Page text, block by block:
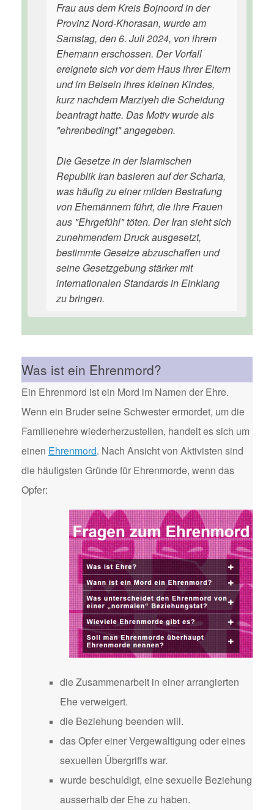
Frau aus dem Kreis Bojnoord in der
Provinz Nord-Khorasan, wurde am
Samstag, den 6. Juli 2024, von ihrem
Ehemann erschossen. Der Vorfall
ereignete sich vor dem Haus ihrer Eltern
und im Beisein ihres kleinen Kindes,
kurz nachdem Marziyeh die Scheidung
beantragt hatte. Das Motiv wurde als
"ehrenbedingt" angegeben.
Die Gesetze in der Islamischen
Republik Iran basieren auf der Scharia,
was häufig zu einer milden Bestrafung
von Ehemännern führt, die ihre Frauen
aus "Ehrgefühl" töten. Der Iran sieht sich
zunehmendem Druck ausgesetzt,
bestimmte Gesetze abzuschaffen und
seine Gesetzgebung stärker mit
internationalen Standards in Einklang
zu bringen.
Was ist ein Ehrenmord?
Ein Ehrenmord ist ein Mord im Namen der Ehre.
Wenn ein Bruder seine Schwester ermordet, um die
Familienehre wiederherzustellen, handelt es sich um
einen Ehrenmord. Nach Ansicht von Aktivisten sind
die häufigsten Gründe für Ehrenmorde, wenn das
Opfer:
die Zusammenarbeit in einer arrangierten
Ehe verweigert.
die Beziehung beenden will.
das Opfer einer Vergewaltigung oder eines
sexuellen Übergriffs war.
wurde beschuldigt, eine sexuelle Beziehung
ausserhalb der Ehe zu haben.